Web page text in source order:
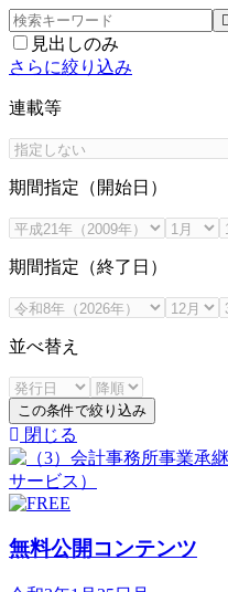
見出しのみ
さらに絞り込み
連載等
期間指定（開始日）
期間指定（終了日）
並べ替え
この条件で絞り込み
閉じる
無料公開コンテンツ